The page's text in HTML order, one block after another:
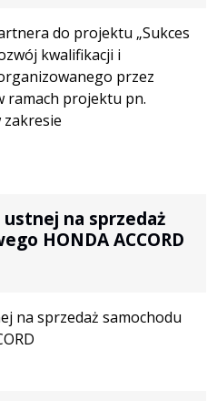
do projektu „Sukces
kwalifikacji i
przez
ramach projektu pn.
zakresie
ustnej na sprzedaż
HONDA ACCORD
na sprzedaż samochodu